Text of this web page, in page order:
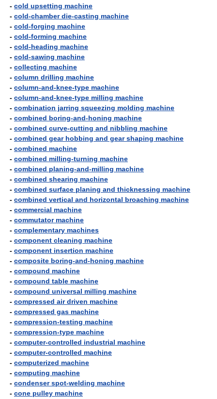
- cold upsetting machine
- cold-chamber die-casting machine
- cold-forging machine
- cold-forming machine
- cold-heading machine
- cold-sawing machine
- collecting machine
- column drilling machine
- column-and-knee-type machine
- column-and-knee-type milling machine
- combination jarring squeezing molding machine
- combined boring-and-honing machine
- combined curve-cutting and nibbling machine
- combined gear hobbing and gear shaping machine
- combined machine
- combined milling-turning machine
- combined planing-and-milling machine
- combined shearing machine
- combined surface planing and thicknessing machine
- combined vertical and horizontal broaching machine
- commercial machine
- commutator machine
- complementary machines
- component cleaning machine
- component insertion machine
- composite boring-and-honing machine
- compound machine
- compound table machine
- compound universal milling machine
- compressed air driven machine
- compressed gas machine
- compression-testing machine
- compression-type machine
- computer-controlled industrial machine
- computer-controlled machine
- computerized machine
- computing machine
- condenser spot-welding machine
- cone pulley machine